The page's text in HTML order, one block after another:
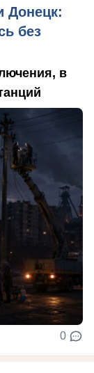
Донецк:
без
в
0